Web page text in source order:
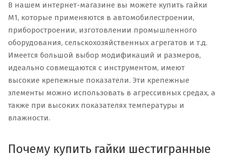
В нашем интернет-магазине вы можете купить гайки
М1, которые применяются в автомобилестроении,
приборостроении, изготовлении промышленного
оборудования, сельскохозяйственных агрегатов и т.д.
Имеется большой выбор модификаций и размеров,
идеально совмещаются с инструментом, имеют
высокие крепежные показатели. Эти крепежные
элементы можно использовать в агрессивных средах, а
также при высоких показателях температуры и
влажности.
Почему купить гайки шестигранные